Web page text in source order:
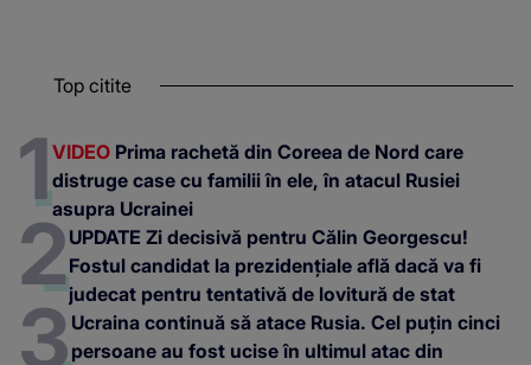
Top citite
VIDEO Prima rachetă din Coreea de Nord care
distruge case cu familii în ele, în atacul Rusiei
asupra Ucrainei
UPDATE Zi decisivă pentru Călin Georgescu!
Fostul candidat la prezidențiale află dacă va fi
judecat pentru tentativă de lovitură de stat
Ucraina continuă să atace Rusia. Cel puțin cinci
persoane au fost ucise în ultimul atac din